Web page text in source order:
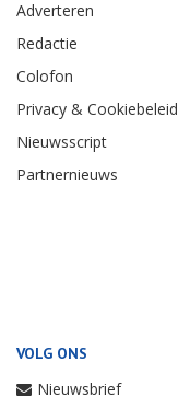
Adverteren
Redactie
Colofon
Privacy & Cookiebeleid
Nieuwsscript
Partnernieuws
VOLG ONS
Nieuwsbrief